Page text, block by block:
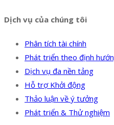
Dịch vụ của chúng tôi
Phân tích tài chính
Phát triển theo định
Dịch vụ đa nền tảng
Hỗ trợ Khởi động
Thảo luận về ý tưởng
Phát triển & Thử nghiệm